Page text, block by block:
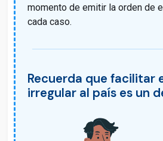
momento de emitir la orden de
cada caso.
Recuerda que facilitar
irregular al país es un